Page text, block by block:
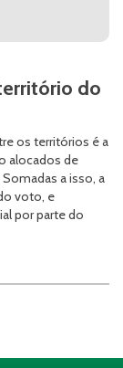
do
os territórios é a
alocados de
a isso, a
voto, e
por parte do